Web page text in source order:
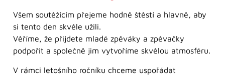
Všem soutěžícím přejeme hodně štěstí a hlavně, aby
si tento den skvěle užili.
Věříme, že přijdete mladé zpěváky a zpěvačky
podpořit a společně jim vytvoříme skvělou atmosféru.
V rámci letošního ročníku chceme uspořádat